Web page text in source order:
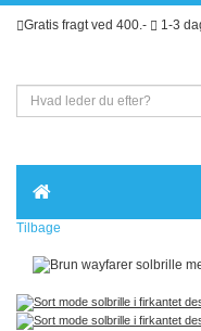
Gratis fragt ved 400.- 1-3
Tilbage